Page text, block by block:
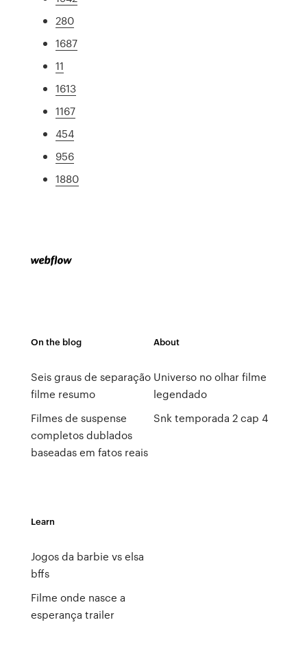
280
1687
11
1613
1167
454
956
1880
On the blog
Seis graus de separação
filme resumo
Filmes de suspense
completos dublados
baseadas em fatos reais
About
Universo no olhar filme
legendado
Snk temporada 2 cap 4
Learn
Jogos da barbie vs elsa
bffs
Filme onde nasce a
esperança trailer